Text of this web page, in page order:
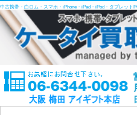
中古携帯・白ロム・スマホ・iPhone・iPad・iPod・タブレッ